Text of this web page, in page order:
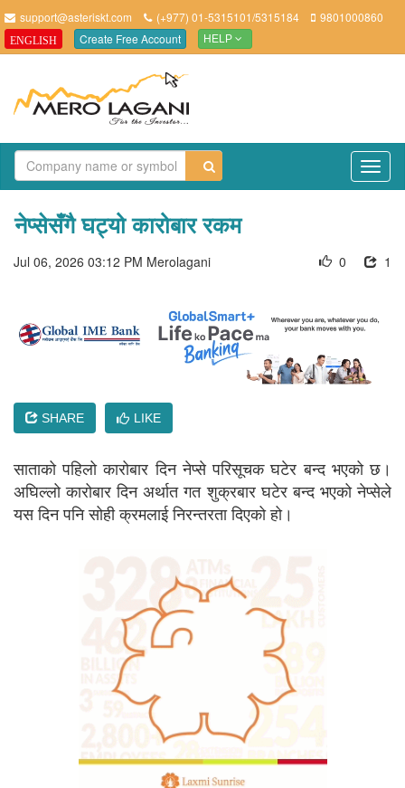
support@asteriskt.com (+977) 01-5315101/5315184 9801000860
ENGLISH Create Free Account HELP
नेप्सेसँगै घट्यो कारोबार रकम
Jul 06, 2026 03:12 PM Merolagani 1
0
SHARE LIKE
साताको पहिलो कारोबार दिन नेप्से परिसूचक घटेर बन्द भएको छ।
अघिल्लो कारोबार दिन अर्थात गत शुक्रबार घटेर बन्द भएको नेप्सेले
यस दिन पनि सोही क्रमलाई निरन्तरता दिएको हो।